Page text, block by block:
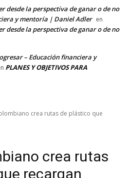
desde la perspectiva de ganar o de no
y mentoría | Daniel Adler en
desde la perspectiva de ganar o de no
– Educación financiera y
PLANES Y OBJETIVOS PARA